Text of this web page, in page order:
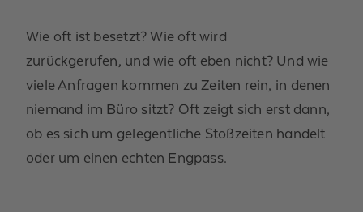
Wie oft ist besetzt? Wie oft wird
zurückgerufen, und wie oft eben nicht? Und wie
viele Anfragen kommen zu Zeiten rein, in denen
niemand im Büro sitzt? Oft zeigt sich erst dann,
ob es sich um gelegentliche Stoßzeiten handelt
oder um einen echten Engpass.